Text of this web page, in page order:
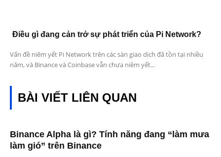
Điều gì đang cản trở sự phát triển của Pi Network?
Vấn đề niêm yết Pi Network trên các sàn giao dịch đã tồn tại nhiều
năm, và Binance và Coinbase vẫn chưa niêm yết...
BÀI VIẾT LIÊN QUAN
Binance Alpha là gì? Tính năng đang “làm mưa
làm gió” trên Binance